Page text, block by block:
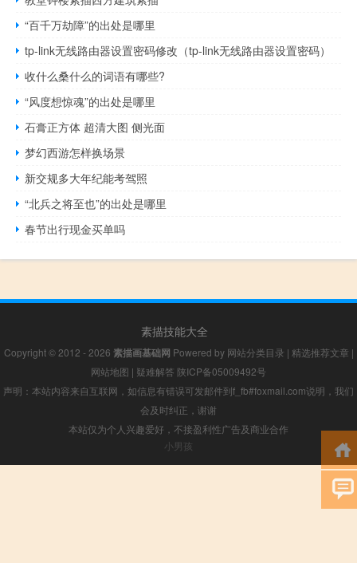
“百千万劫障”的出处是哪里
tp-link无线路由器设置密码修改（tp-link无线路由器设置密码）
收什么桑什么的词语有哪些?
“风度想惊魂”的出处是哪里
石膏正方体 超清大图 侧光面
梦幻西游怎样换场景
新交规多大年纪能考驾照
“北兵之将至也”的出处是哪里
春节出行现金买单吗
素描技能大全
Copyright © 2012 - 2026 素描画基础网 Powered by 网站分类目录 | 精选推荐文章 |
网站地图 | 疑难解答 陕ICP备05009492号
声明：本站内容来自互联网，如信息有错误可发邮件到f_fb#foxmail.com说明，我们
会及时纠正，谢谢
本站仅为个人兴趣爱好，不接盈利性广告及商业合作
小男孩